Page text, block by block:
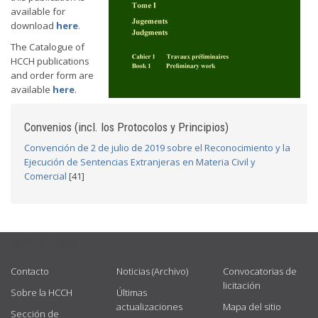
available for
download here.
The Catalogue of
HCCH publications
and order form are
available here.
Convenios (incl. los Protocolos y Principios)
Convención de 2 de julio de 2019 sobre el Reconocimiento y la
Ejecución de Sentencias Extranjeras en Materia Civil y
Comercial [41]
Contacto
Sobre la HCCH
Sección de
Noticias (Archivo)
Últimas
actualizaciones
Convocatorias de
licitación
Mapa del sitio